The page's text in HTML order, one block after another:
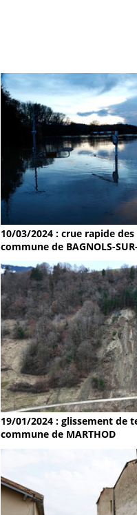
10/03/2024 : crue rapide
commune de BAGNOLS-SUR-
19/01/2024 : glissement de
commune de MARTHOD